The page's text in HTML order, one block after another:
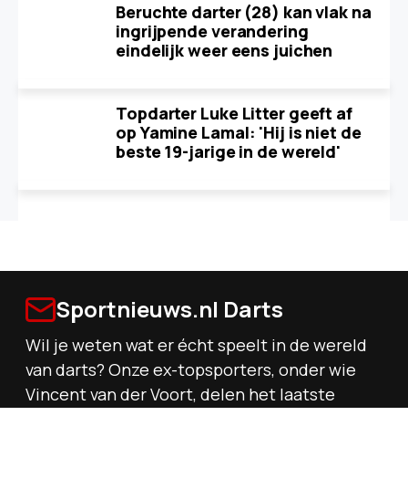
Beruchte darter (28) kan vlak na
ingrijpende verandering
eindelijk weer eens juichen
Topdarter Luke Litter geeft af
op Yamine Lamal: 'Hij is niet de
beste 19-jarige in de wereld'